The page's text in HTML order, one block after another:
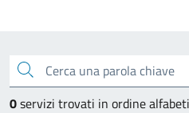
Cerca una parola chiave
0servizi trovati in ordine